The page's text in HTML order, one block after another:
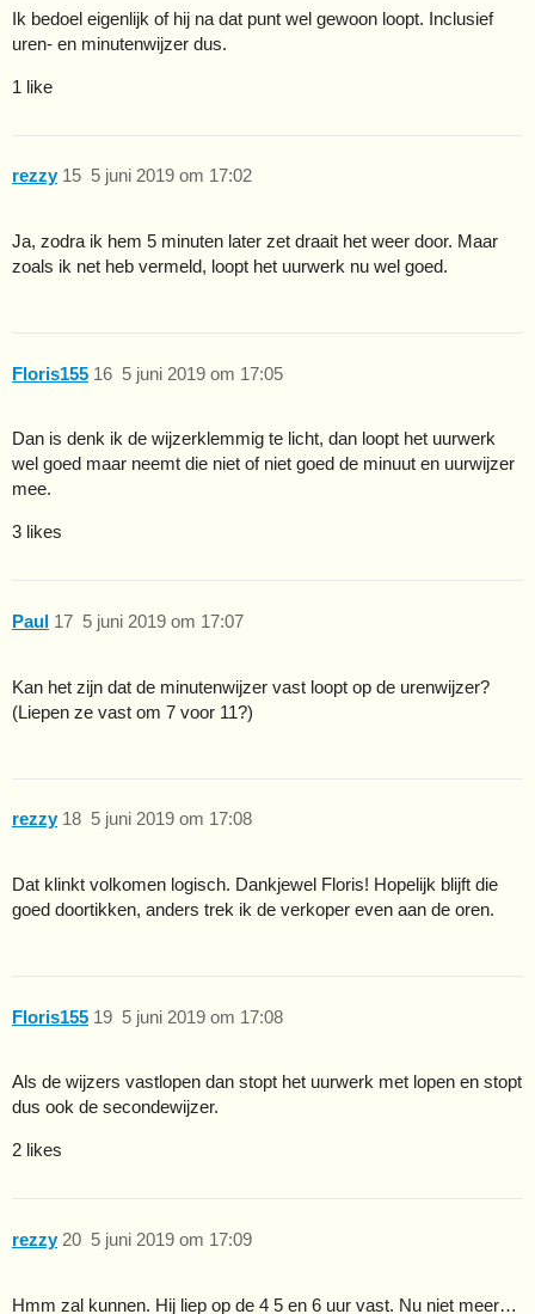
Ik bedoel eigenlijk of hij na dat punt wel gewoon loopt. Inclusief
uren- en minutenwijzer dus.
1 like
rezzy 5 juni 2019 om 17:02
15
Ja, zodra ik hem 5 minuten later zet draait het weer door. Maar
zoals ik net heb vermeld, loopt het uurwerk nu wel goed.
Floris155 5 juni 2019 om 17:05
16
Dan is denk ik de wijzerklemmig te licht, dan loopt het uurwerk
wel goed maar neemt die niet of niet goed de minuut en uurwijzer
mee.
3 likes
Paul 5 juni 2019 om 17:07
17
Kan het zijn dat de minutenwijzer vast loopt op de urenwijzer?
(Liepen ze vast om 7 voor 11?)
rezzy 5 juni 2019 om 17:08
18
Dat klinkt volkomen logisch. Dankjewel Floris! Hopelijk blijft die
goed doortikken, anders trek ik de verkoper even aan de oren.
Floris155 5 juni 2019 om 17:08
19
Als de wijzers vastlopen dan stopt het uurwerk met lopen en stopt
dus ook de secondewijzer.
2 likes
rezzy 5 juni 2019 om 17:09
20
Hmm zal kunnen. Hij liep op de 4 5 en 6 uur vast. Nu niet meer…